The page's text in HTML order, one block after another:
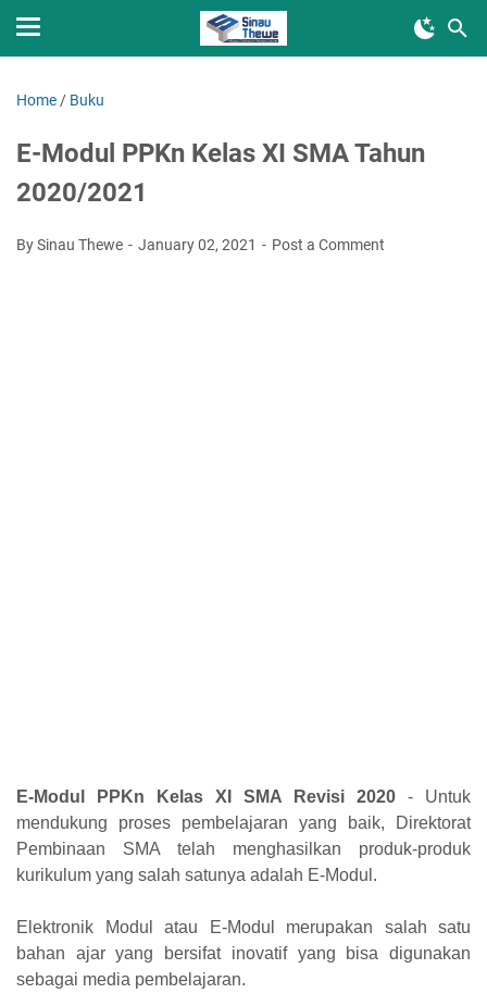
Home / Buku
E-Modul PPKn Kelas XI SMA Tahun
2020/2021
By Sinau Thewe January 02, 2021 Post a Comment
E-Modul PPKn Kelas XI SMA Revisi 2020 - Untuk
mendukung proses pembelajaran yang baik, Direktorat
Pembinaan SMA telah menghasilkan produk-produk
kurikulum yang salah satunya adalah E-Modul.
Elektronik Modul atau E-Modul merupakan salah satu
bahan ajar yang bersifat inovatif yang bisa digunakan
sebagai media pembelajaran.